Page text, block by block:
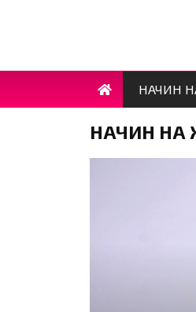
НАЧИН
НАЧИН НА